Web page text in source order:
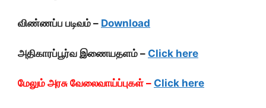
விண்ணப்ப படிவம் – Download
அதிகாரப்பூர்வ இணையதளம் – Click here
மேலும் அரசு வேலைவாய்ப்புகள் – Click here